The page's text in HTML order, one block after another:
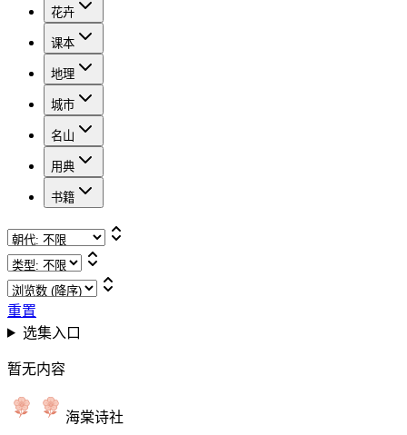
花卉
课本
地理
城市
名山
用典
书籍
重置
选集入口
暂无内容
海棠诗社